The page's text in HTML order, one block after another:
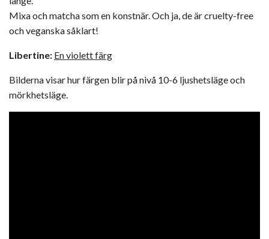
Mixa och matcha som en konstnär. Och ja, de är cruelty-free
och veganska såklart!
Libertine: En violett färg
Bilderna visar hur färgen blir på nivå 10-6 ljushetsläge och
mörkhetsläge.